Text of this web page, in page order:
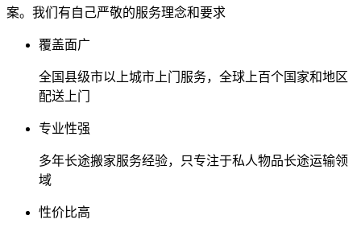
案。我们有自己严敬的服务理念和要求
覆盖面广
全国县级市以上城市上门服务，全球上百个国家和地区
配送上门
专业性强
多年长途搬家服务经验，只专注于私人物品长途运输领
域
性价比高